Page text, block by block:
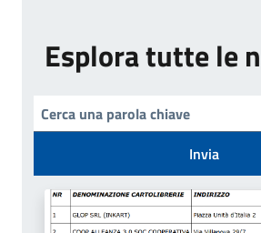
Esplora tutte le
Invia